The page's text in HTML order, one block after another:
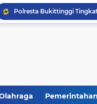
Pemerintahan